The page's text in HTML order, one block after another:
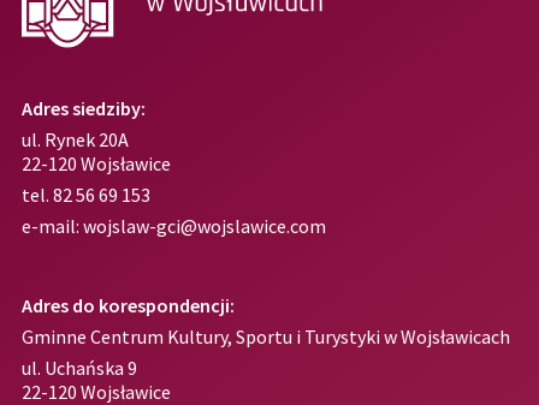
Adres siedziby:
ul. Rynek 20A
22-120 Wojsławice
tel. 82 56 69 153
e-mail: wojslaw-gci@wojslawice.com
Adres do korespondencji:
Gminne Centrum Kultury, Sportu i Turystyki w Wojsławicach
ul. Uchańska 9
22-120 Wojsławice